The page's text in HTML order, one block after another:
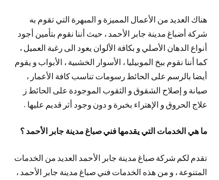
هناك العديد من الأعمال المميزة و المبهرة التي تقوم به
شركة أضباغ مدينة جابر الأحمد ، حيث أننا نقوم بتأمين أجود
أنواع الدهان الأصلي و بكافة الألوان يعود الى رغبة العميل ،
كما أننا نقوم ببخ الموبيليا ، الأسوار الخشبية ، الأبواب و يقوم
أيضا بالرسم على الحائط رسومات تناسب كافة الأعمار ،
صيانة و إصلاح الشقوق و الثقوب الموجودة على الحائط ز
علاج الحروق و الإهتراء بخبرة و دون وجود أثر قديم عليها .
ما هي الخدمات التي يقدمها فني صباغ مدينة جابر الأحمد ؟
تقدم لكم شركة صباغ مدينة جابر الأحمد العديد من الخدمات
المتنوعة ، و من هذه الخدمات فني صباغ مدينة جابر الأحمد ،